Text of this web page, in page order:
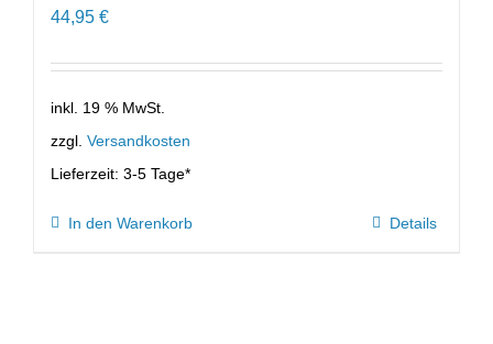
44,95 €
inkl. 19 % MwSt.
zzgl. Versandkosten
Lieferzeit: 3-5 Tage*
In den Warenkorb Details